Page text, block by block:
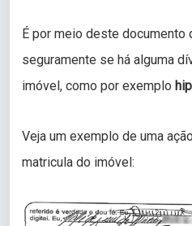
É por meio deste documento
seguramente se há alguma
imóvel, como por exemplo
Veja um exemplo de uma
matricula do imóvel: